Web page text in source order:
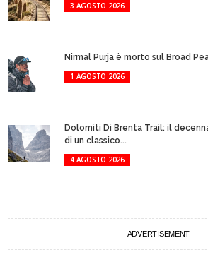
3 AGOSTO 2026
Nirmal Purja è morto sul Broad
1 AGOSTO 2026
Dolomiti Di Brenta Trail: il
di un classico...
4 AGOSTO 2026
ADVERTISEMENT